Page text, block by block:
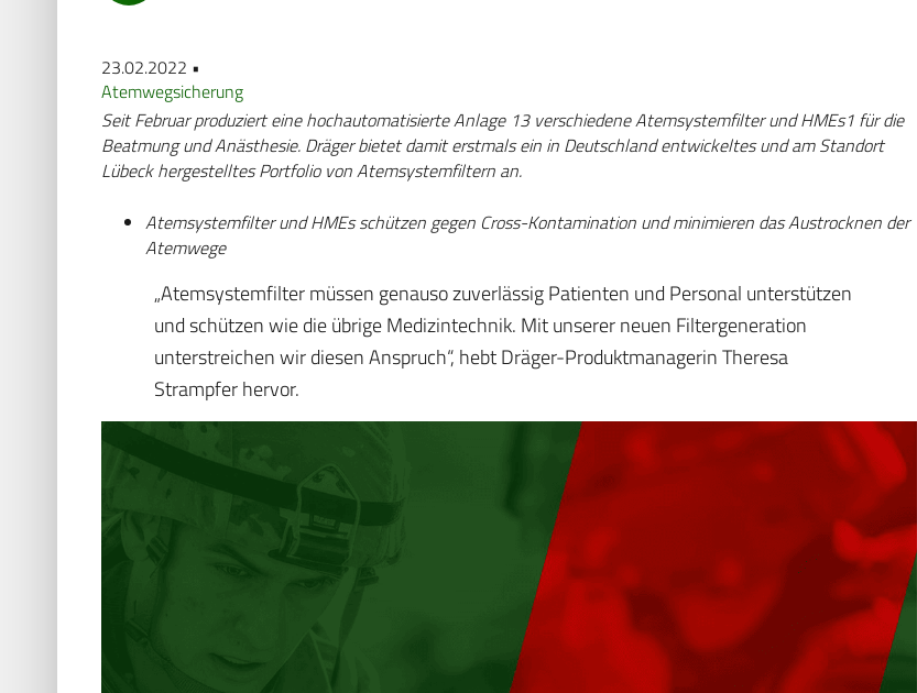
23.02.2022 •
Atemwegsicherung
Seit Februar produziert eine hochautomatisierte Anlage 13 verschiedene Atemsystemfilter und HMEs1 für die
Beatmung und Anästhesie. Dräger bietet damit erstmals ein in Deutschland entwickeltes und am Standort
Lübeck hergestelltes Portfolio von Atemsystemfiltern an.
Atemsystemfilter und HMEs schützen gegen Cross-Kontamination und minimieren das Austrocknen der
Atemwege
„Atemsystemfilter müssen genauso zuverlässig Patienten und Personal unterstützen
und schützen wie die übrige Medizintechnik. Mit unserer neuen Filtergeneration
unterstreichen wir diesen Anspruch“, hebt Dräger-Produktmanagerin Theresa
Strampfer hervor.